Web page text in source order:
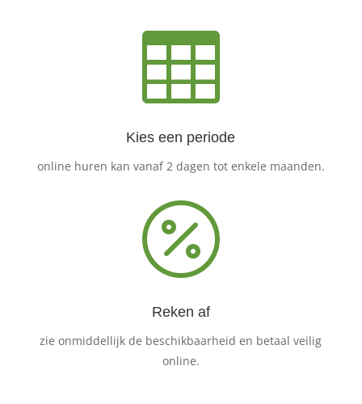

Kies een periode
online huren kan vanaf 2 dagen tot enkele maanden.

Reken af
zie onmiddellijk de beschikbaarheid en betaal veilig
online.